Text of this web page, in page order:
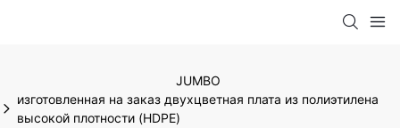
JUMBO
изготовленная на заказ двухцветная плата из полиэтилена
высокой плотности (HDPE)